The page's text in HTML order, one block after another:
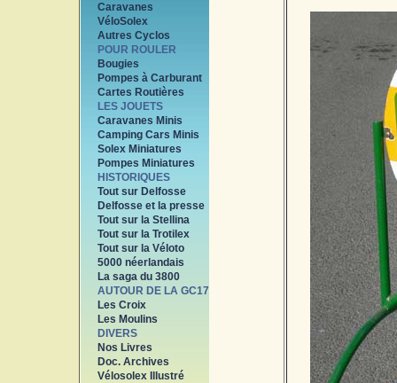
Caravanes
VéloSolex
Autres Cyclos
POUR ROULER
Bougies
Pompes à Carburant
Cartes Routières
LES JOUETS
Caravanes Minis
Camping Cars Minis
Solex Miniatures
Pompes Miniatures
HISTORIQUES
Tout sur Delfosse
Delfosse et la presse
Tout sur la Stellina
Tout sur la Trotilex
Tout sur la Véloto
5000 néerlandais
La saga du 3800
AUTOUR DE LA GC17
Les Croix
Les Moulins
DIVERS
Nos Livres
Doc. Archives
Vélosolex Illustré